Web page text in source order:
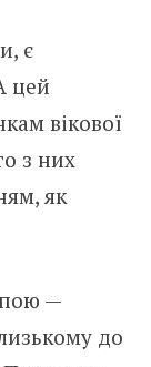
є
цей
вікової
з них
як
—
до